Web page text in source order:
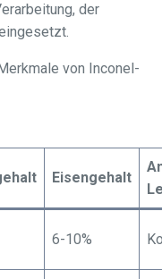
der
von Inconel-
Eisengehalt
6-10%